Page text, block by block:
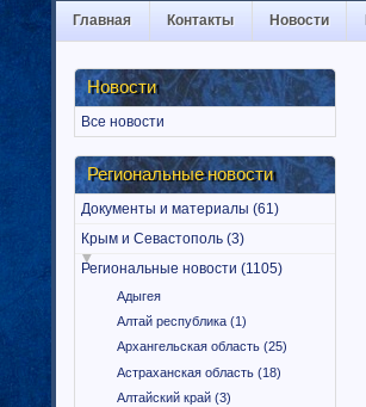
Главная Контакты Новости
Новости
Все новости
Региональные новости
Документы и материалы (61)
Крым и Севастополь (3)
Региональные новости (1105)
Адыгея
Алтай республика (1)
Архангельская область (25)
Астраханская область (18)
Алтайский край (3)